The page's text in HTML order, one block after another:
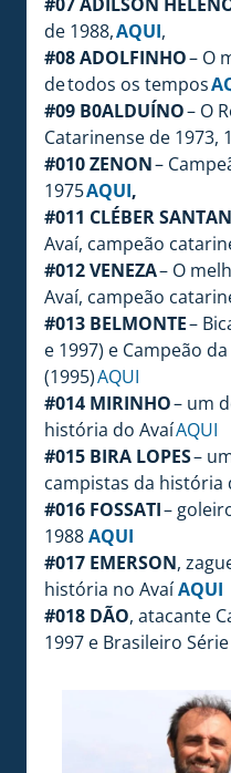
de 1988,AQUI,
#08 ADOLFINHO– O
de todos os tempos
#09 B0ALDUÍNO– O
Catarinense de 1973,
#010 ZENON–
1975AQUI,
#011 CLÉBER
Avaí, campeão
#012 VENEZA– O
Avaí, campeão
#013 BELMONTE–
e 1997) e Campeão
(1995)AQUI
#014 MIRINHO– um
história do AvaíAQUI
#015 BIRA LOPES–
campistas da história
#016 FOSSATI–
1988AQUI
#017 EMERSON,
história no AvaíAQUI
#018 DÃO, atacante
1997 e Brasileiro